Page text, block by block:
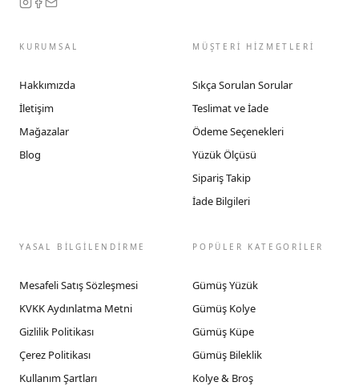
KURUMSAL
Hakkımızda
İletişim
Mağazalar
Blog
MÜŞTERİ HİZMETLERİ
Sıkça Sorulan Sorular
Teslimat ve İade
Ödeme Seçenekleri
Yüzük Ölçüsü
Sipariş Takip
İade Bilgileri
YASAL BİLGİLENDİRME
Mesafeli Satış Sözleşmesi
KVKK Aydınlatma Metni
Gizlilik Politikası
Çerez Politikası
Kullanım Şartları
POPÜLER KATEGORİLER
Gümüş Yüzük
Gümüş Kolye
Gümüş Küpe
Gümüş Bileklik
Kolye & Broş